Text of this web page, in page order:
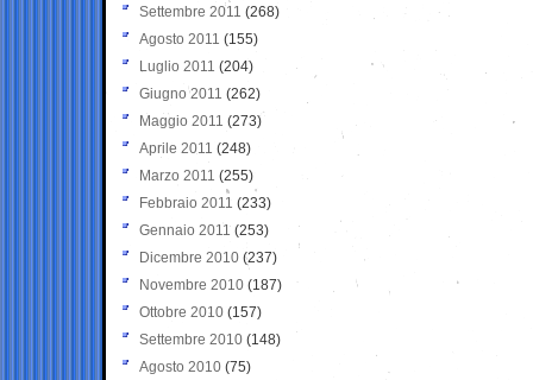
Settembre 2011 (268)
Agosto 2011 (155)
Luglio 2011 (204)
Giugno 2011 (262)
Maggio 2011 (273)
Aprile 2011 (248)
Marzo 2011 (255)
Febbraio 2011 (233)
Gennaio 2011 (253)
Dicembre 2010 (237)
Novembre 2010 (187)
Ottobre 2010 (157)
Settembre 2010 (148)
Agosto 2010 (75)